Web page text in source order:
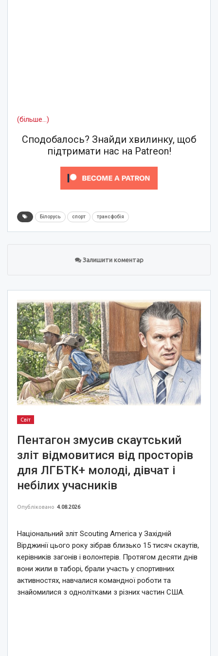
(більше…)
Сподобалось? Знайди хвилинку, щоб
підтримати нас на Patreon!
Білорусь спорт трансфобія
Залишити коментар
Світ
Пентагон змусив скаутський
зліт відмовитися від просторів
для ЛГБТК+ молоді, дівчат і
небілих учасників
Опубліковано 4.08.2026
Національний зліт Scouting America у Західній
Вірджинії цього року зібрав близько 15 тисяч скаутів,
керівників загонів і волонтерів. Протягом десяти днів
вони жили в таборі, брали участь у спортивних
активностях, навчалися командної роботи та
знайомилися з однолітками з різних частин США.